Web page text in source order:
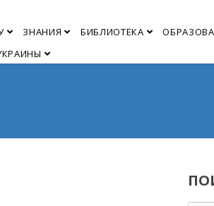
ЗНАНИЯ БИБЛИОТЕКА